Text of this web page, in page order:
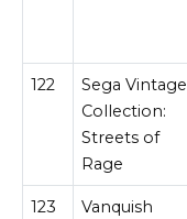
122
Sega Vintage
Collection:
Streets of
Rage
123 Vanquish